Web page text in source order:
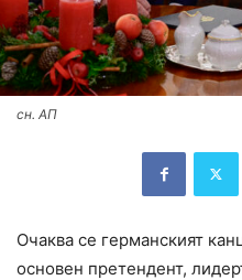
сн. АП
Очаква се германският
основен претендент,